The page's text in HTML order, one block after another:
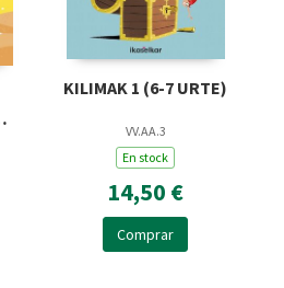
KILIMAK 1 (6-7 URTE)
VV.AA.3
En stock
14,50 €
Comprar